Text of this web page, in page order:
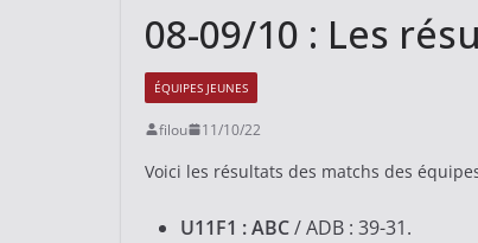
08-09/10 : Les
ÉQUIPES JEUNES
filou 11/10/22
Voici les résultats des matchs des
U11F1 : ABC/ ADB : 39-31.